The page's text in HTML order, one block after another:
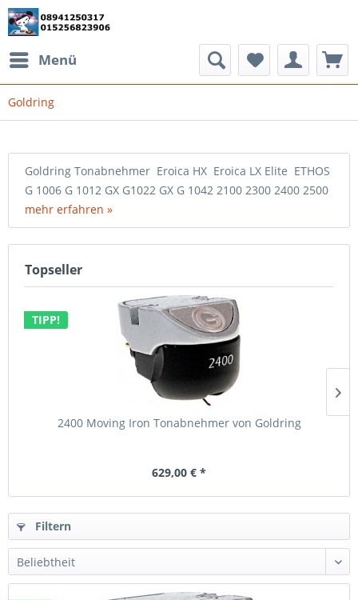
Menü
Goldring
Goldring Tonabnehmer Eroica HX Eroica LX Elite ETHOS
G 1006 G 1012 GX G1022 GX G 1042 2100 2300 2400 2500
mehr erfahren »
Topseller
TIPP!
2400 Moving Iron Tonabnehmer von Goldring
629,00 € *
Filtern